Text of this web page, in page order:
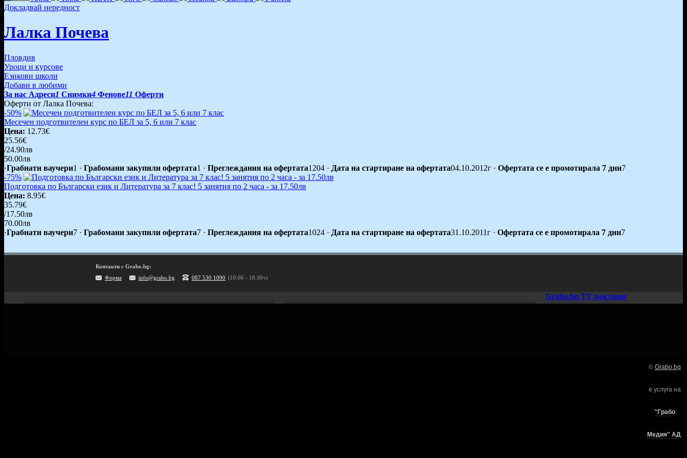
Докладвай нередност
Лалка Почева
Пловдив
Уроци и курсове
Езикови школи
Добави в любими
За нас Адреси1 Снимки4 Фенове11 Оферти
Оферти от Лалка Почева:
-50%
Месечен подготвителен курс по БЕЛ за 5, 6 или 7 клас
Цена: 12.73€
25.56€
/24.90лв
50.00лв
·Грабнати ваучери1 · Грабомани закупили офертата1 · Преглеждания на офертата1204 · Дата на стартиране на офертата04.10.2012г · Офертата се е промотирала 7 дни7
-75%
Подготовка по Български език и Литература за 7 клас! 5 занятия по 2 часа - за 17.50лв
Цена: 8.95€
35.79€
/17.50лв
70.00лв
·Грабнати ваучери7 · Грабомани закупили офертата7 · Преглеждания на офертата1024 · Дата на стартиране на офертата31.10.2011г · Офертата се е промотирала 7 дни7
Контакти с Grabo.bg:
Форма
info@grabo.bg 087 530 1090 (10:00 - 18:30ч)
Grabo.bg TV реклами
© Grabo.bg
е услуга на
"Грабо
Медия" АД.